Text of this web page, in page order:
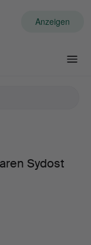
Anzeigen
Sydost